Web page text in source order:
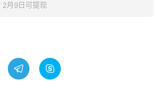
2月9日可提现
 